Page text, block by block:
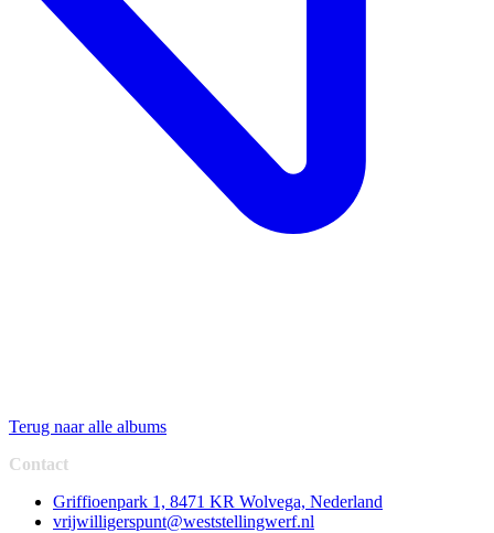
Terug naar alle albums
Contact
Griffioenpark 1, 8471 KR Wolvega, Nederland
vrijwilligerspunt@weststellingwerf.nl